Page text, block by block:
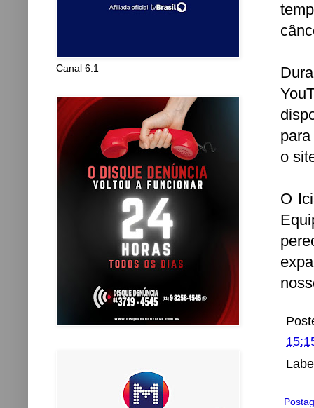
o
O
Canal 6.1